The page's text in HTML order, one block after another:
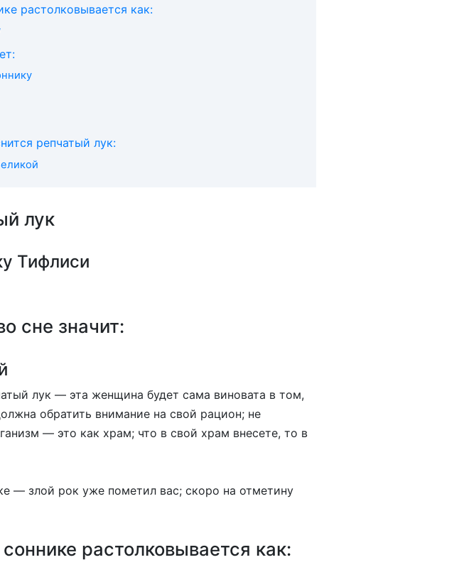
растолковывается как:
репчатый лук:
лук
Тифлиси
сне значит:
лук — эта женщина будет сама виновата в том,
обратить внимание на свой рацион; не
— это как храм; что в свой храм внесете, то в
— злой рок уже пометил вас; скоро на отметину
растолковывается как: